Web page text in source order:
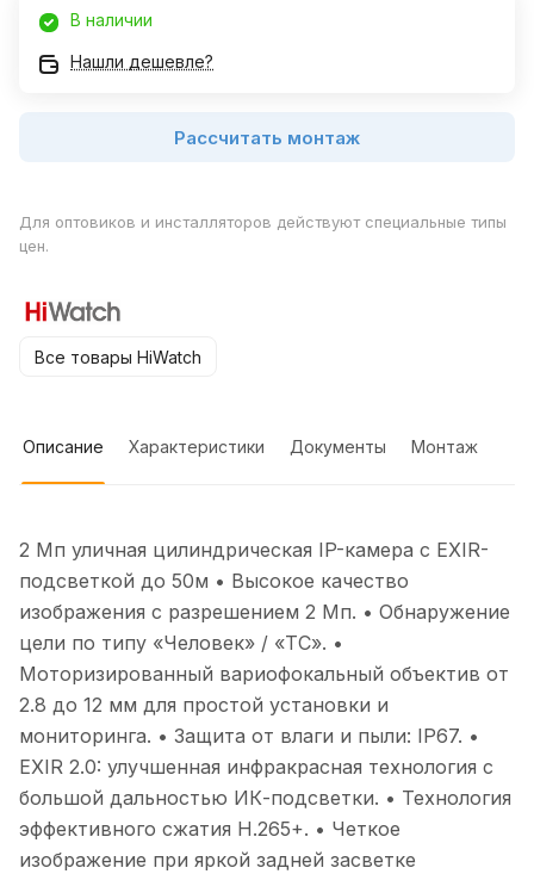
В наличии
Нашли дешевле?
Рассчитать монтаж
Для оптовиков и инсталляторов действуют специальные типы
цен.
Все товары HiWatch
Описание Характеристики Документы Монтаж
2 Мп уличная цилиндрическая IP-камера с EXIR-
подсветкой до 50м • Высокое качество
изображения с разрешением 2 Мп. • Обнаружение
цели по типу «Человек» / «ТС». •
Моторизированный вариофокальный объектив от
2.8 до 12 мм для простой установки и
мониторинга. • Защита от влаги и пыли: IP67. •
EXIR 2.0: улучшенная инфракрасная технология с
большой дальностью ИК-подсветки. • Технология
эффективного сжатия H.265+. • Четкое
изображение при яркой задней засветке